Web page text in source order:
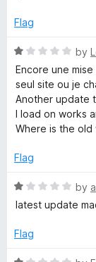
5
Flag
R
a
t
e
d
1
u
o
f
by
Encore une
seul site ou je
Another update
I load on works
Where is the old
Flag
R
a
e
by
latest update
Flag